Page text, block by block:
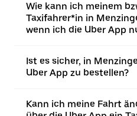
Wie kann ich meinem
Taxifahrer*in in
wenn ich die Uber App
Ist es sicher, in
Uber App zu bestellen?
Kann ich meine Fahrt